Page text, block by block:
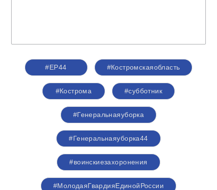
#ЕР44 #Костромскаяобласть
#Кострома #субботник
#Генеральнаяуборка
#Генеральнаяуборка44
#воинскиезахоронения
#МолодаяГвардияЕдинойРоссии